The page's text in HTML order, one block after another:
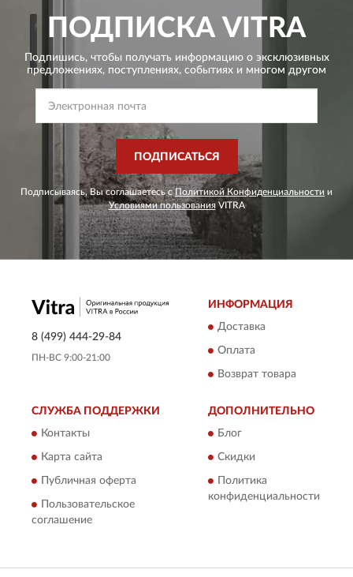
ПОДПИСКА VITRA
Подпишись, чтобы получать информацию о эксклюзивных
предложениях, поступлениях, событиях и многом другом
ПОДПИСАТЬСЯ
Подписываясь, Вы соглашаетесь сПолитикой Конфиденциальности и
Условиями пользованияVITRA
8 (499) 444-29-84
ПН-ВС 9:00-21:00
ИНФОРМАЦИЯ
Доставка
Оплата
Возврат товара
СЛУЖБА ПОДДЕРЖКИ
Контакты
Карта сайта
Публичная оферта
Пользовательское
соглашение
ДОПОЛНИТЕЛЬНО
Блог
Скидки
Политика
конфиденциальности